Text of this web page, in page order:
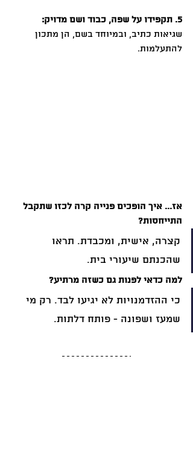
5. תקפידו על שפה, כבוד ושם מדויק:
שגיאות כתיב, ובמיוחד בשם, הן מתכון
להתעלמות.
אז... איך הופכים פנייה קרה לכזו שתקבל
התייחסות?
קצרה, אישית, ומכבדת. תראו
שהכנתם שיעורי בית.
למה כדאי לפנות גם כשזה מרתיע?
כי ההזדמנויות לא יגיעו לבד. רק מי
שמעז ושפונה - פותח דלתות.